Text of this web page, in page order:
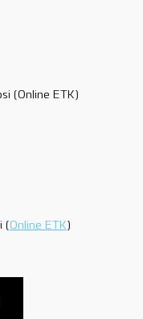
(Online ETK)
( Online ETK )